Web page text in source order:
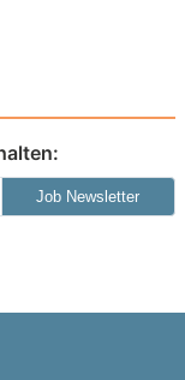
Job Newsletter